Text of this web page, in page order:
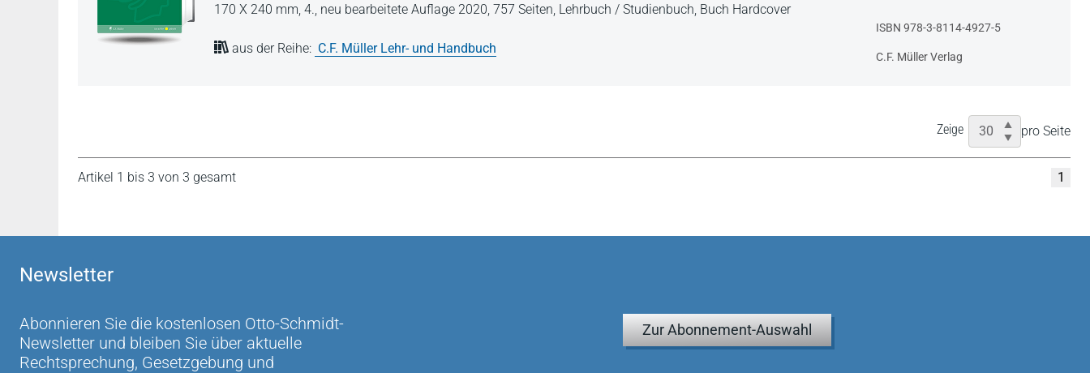
170 X 240 mm, 4., neu bearbeitete Auflage 2020, 757 Seiten, Lehrbuch / Studienbuch, Buch Hardcover
aus der Reihe: C.F. Müller Lehr- und Handbuch
ISBN 978-3-8114-4927-5
C.F. Müller Verlag
Zeige pro Seite
Artikel 1 bis 3 von 3 gesamt 1
Newsletter
Abonnieren Sie die kostenlosen Otto-Schmidt-
Newsletter und bleiben Sie über aktuelle
Rechtsprechung, Gesetzgebung und
Zur Abonnement-Auswahl